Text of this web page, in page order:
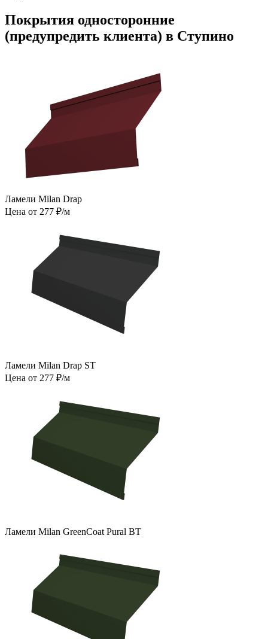
Покрытия односторонние
(предупредить клиента) в Ступино
Ламели Milan Drap
Цена от 277 ₽/м
Ламели Milan Drap ST
Цена от 277 ₽/м
Ламели Milan GreenCoat Pural BT